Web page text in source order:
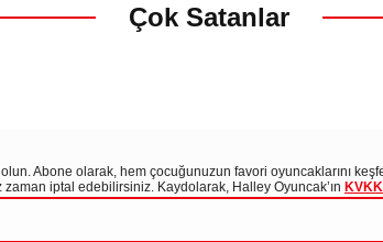
Çok Satanlar
Abone olarak, hem çocuğunuzun favori oyuncaklarını
iptal edebilirsiniz. Kaydolarak, Halley Oyuncak’ın